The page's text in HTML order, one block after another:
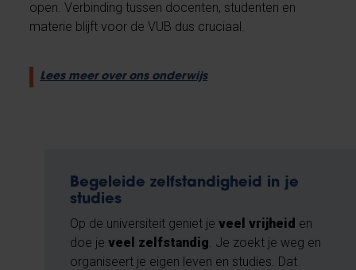
open. Verbinding tussen docenten, studenten en
materie blijft voor de VUB dus cruciaal.
Lees meer over ons onderwijs
Begeleide zelfstandigheid in je
studies
Op de universiteit geniet je veel vrijheid en
doe je veel zelfstandig . Je zoekt je weg en
organiseert je eigen leven en studies. Dat